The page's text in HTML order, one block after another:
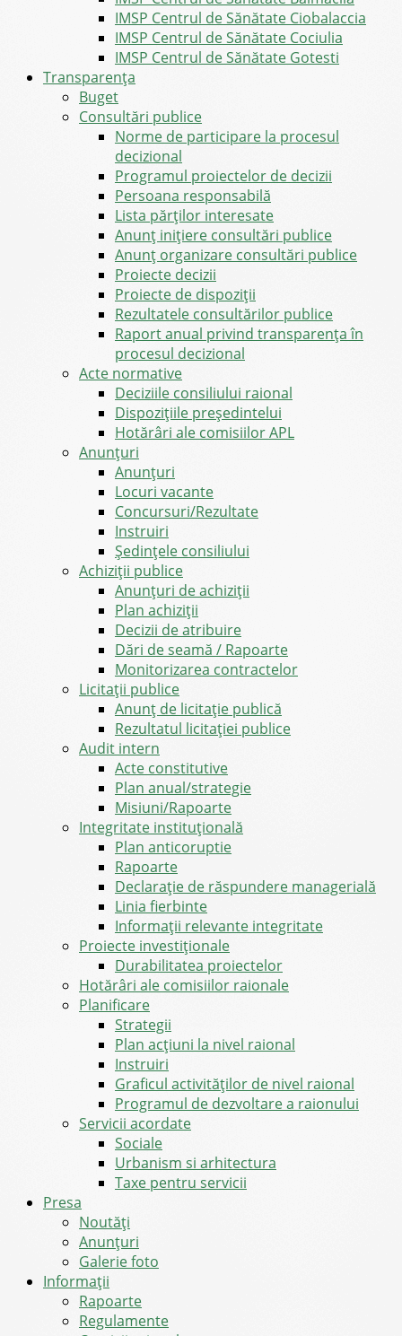
IMSP Centrul de Sănătate Ciobalaccia
IMSP Centrul de Sănătate Cociulia
IMSP Centrul de Sănătate Gotesti
Transparența
Buget
Consultări publice
Norme de participare la procesul
decizional
Programul proiectelor de decizii
Persoana responsabilă
Lista părților interesate
Anunț inițiere consultări publice
Anunț organizare consultări publice
Proiecte decizii
Proiecte de dispoziții
Rezultatele consultărilor publice
Raport anual privind transparenţa în
procesul decizional
Acte normative
Deciziile consiliului raional
Dispozițiile președintelui
Hotărâri ale comisiilor APL
Anunţuri
Anunţuri
Locuri vacante
Concursuri/Rezultate
Instruiri
Şedinţele consiliului
Achiziții publice
Anunțuri de achiziții
Plan achiziții
Decizii de atribuire
Dări de seamă / Rapoarte
Monitorizarea contractelor
Licitații publice
Anunț de licitație publică
Rezultatul licitației publice
Audit intern
Acte constitutive
Plan anual/strategie
Misiuni/Rapoarte
Integritate instituțională
Plan anticoruptie
Rapoarte
Declarație de răspundere managerială
Linia fierbinte
Informații relevante integritate
Proiecte investiționale
Durabilitatea proiectelor
Hotărâri ale comisiilor raionale
Planificare
Strategii
Plan acțiuni la nivel raional
Instruiri
Graficul activităților de nivel raional
Programul de dezvoltare a raionului
Servicii acordate
Sociale
Urbanism si arhitectura
Taxe pentru servicii
Presa
Noutăţi
Anunţuri
Galerie foto
Informații
Rapoarte
Regulamente